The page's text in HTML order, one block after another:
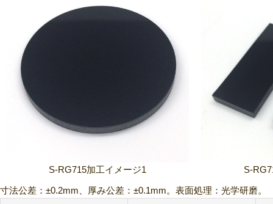
S-RG715加工イメージ1
S-
寸法公差：±0.2mm、厚み公差：±0.1mm。表面処理：光学研磨。